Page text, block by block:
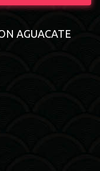
AGUACATE